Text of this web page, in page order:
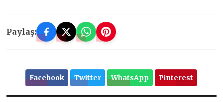
Paylaş:
Facebook Twitter WhatsApp Pinterest